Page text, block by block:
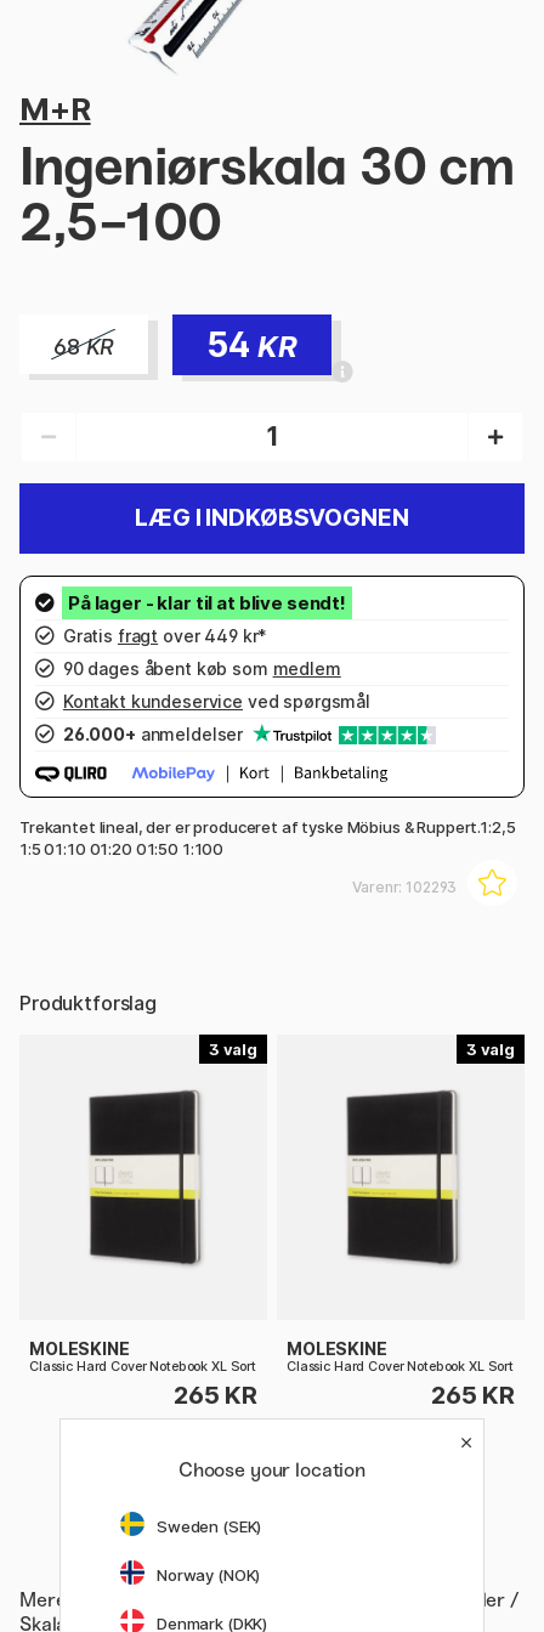
M+R
Ingeniørskala 30 cm
2,5-100
68KR 54 KR
LÆG I INDKØBSVOGNEN
Gratis fragt over 449 kr*
90 dages åbent køb som medlem
Kontakt kundeservice ved spørgsmål
26.000+ anmeldelser
Trekantet lineal, der er produceret af tyske Möbius & Ruppert.1:2,5
1:5 01:10 01:20 01:50 1:100
Varenr: 102293
Produktforslag
3
MOLESKINE
Classic Hard Cover Notebook XL Sort
265 KR
3
MOLESKINE
Classic Hard Cover Notebook XL Sort
265 KR
Mere fra
Hobby & Kreativitet / Hobbytilbehør / Linealer /
Skala lineal
Choose your location
Sweden (SEK)
Norway (NOK)
Denmark (DKK)